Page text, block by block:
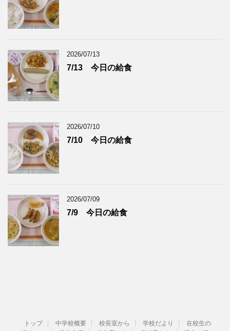
2026/07/13
7/13 今日の給食
2026/07/10
7/10 今日の給食
2026/07/09
7/9 今日の給食
トップ 中学校概要 校長室から 学校だより
在校生の